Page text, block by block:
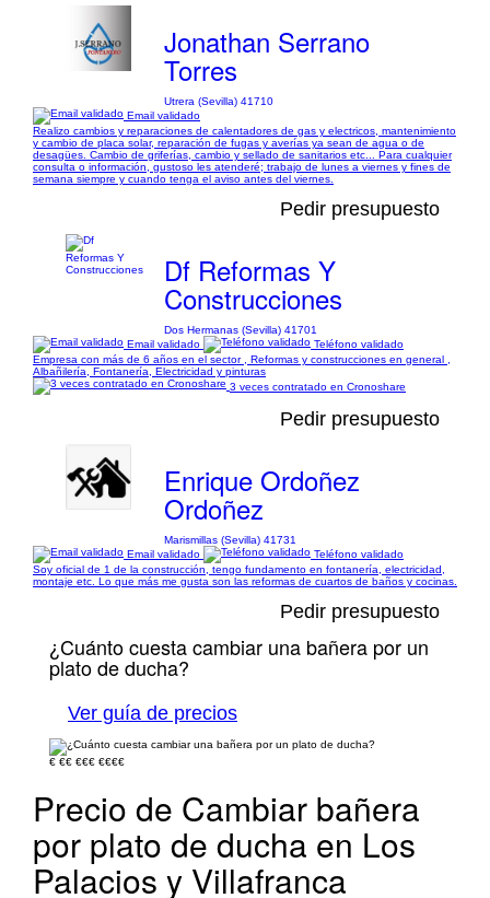
Jonathan Serrano
Torres
Utrera (Sevilla) 41710
Email validado
Realizo cambios y reparaciones de calentadores de gas y electricos, mantenimiento
y cambio de placa solar, reparación de fugas y averías ya sean de agua o de
desagües. Cambio de griferías, cambio y sellado de sanitarios etc... Para cualquier
consulta o información, gustoso les atenderé; trabajo de lunes a viernes y fines de
semana siempre y cuando tenga el aviso antes del viernes.
Pedir presupuesto
Df Reformas Y
Construcciones
Dos Hermanas (Sevilla) 41701
Email validado
Teléfono validado
Empresa con más de 6 años en el sector , Reformas y construcciones en general ,
Albañilería, Fontanería, Electricidad y pinturas
3 veces contratado en Cronoshare
Pedir presupuesto
Enrique Ordoñez
Ordoñez
Marismillas (Sevilla) 41731
Email validado
Teléfono validado
Soy oficial de 1 de la construcción, tengo fundamento en fontanería, electricidad,
montaje etc. Lo que más me gusta son las reformas de cuartos de baños y cocinas.
Pedir presupuesto
¿Cuánto cuesta cambiar una bañera por un
plato de ducha?
Ver guía de precios
€ €€ €€€ €€€€
Precio de Cambiar bañera
por plato de ducha en Los
Palacios y Villafranca